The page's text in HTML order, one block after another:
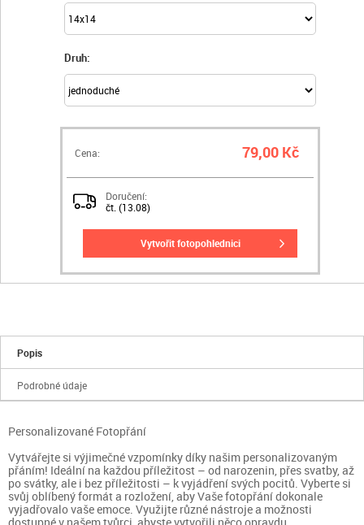
Druh:
Cena: 79,00 Kč
Doručení:
čt. (13.08)
vytvořit fotopohlednici
Popis
Podrobné údaje
Personalizované Fotopřání
Vytvářejte si výjimečné vzpomínky díky našim personalizovaným
přáním! Ideální na každou příležitost – od narozenin, přes svatby, až
po svátky, ale i bez příležitosti – k vyjádření svých pocitů. Vyberte si
svůj oblíbený formát a rozložení, aby Vaše fotopřání dokonale
vyjadřovalo vaše emoce. Využijte různé nástroje a možnosti